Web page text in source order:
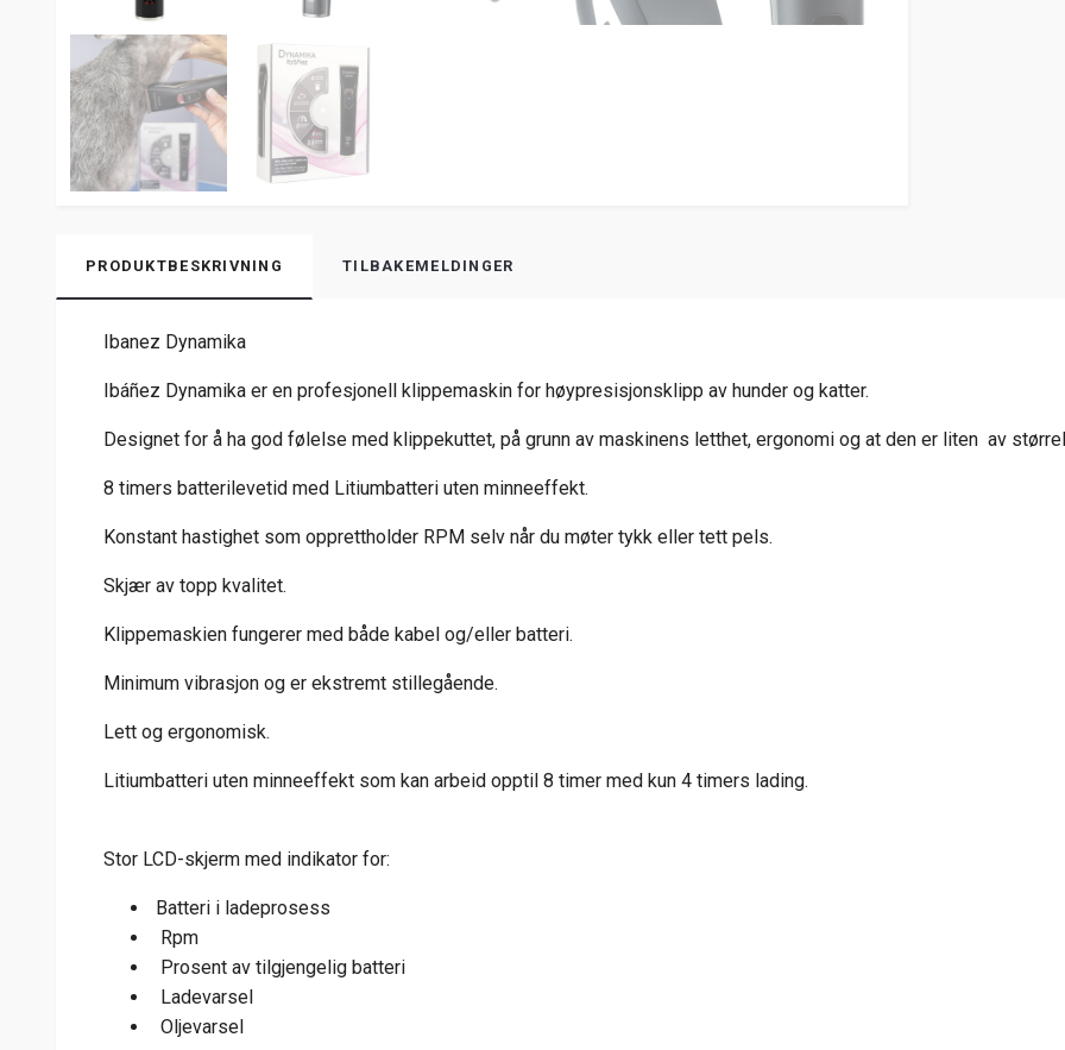
PRODUKTBESKRIVNING TILBAKEMELDINGER
Ibanez Dynamika
Ibáñez Dynamika er en profesjonell klippemaskin for høypresisjonsklipp av hunder og katter.
Designet for å ha god følelse med klippekuttet, på grunn av maskinens letthet, ergonomi og at den er liten av
8 timers batterilevetid med Litiumbatteri uten minneeffekt.
Konstant hastighet som opprettholder RPM selv når du møter tykk eller tett pels.
Skjær av topp kvalitet.
Klippemaskien fungerer med både kabel og/eller batteri.
Minimum vibrasjon og er ekstremt stillegående.
Lett og ergonomisk.
Litiumbatteri uten minneeffekt som kan arbeid opptil 8 timer med kun 4 timers lading.
Stor LCD-skjerm med indikator for:
Batteri i ladeprosess
Rpm
Prosent av tilgjengelig batteri
Ladevarsel
Oljevarsel